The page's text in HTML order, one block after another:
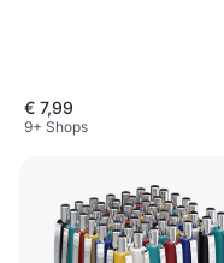
€ 7,99
9+ Shops